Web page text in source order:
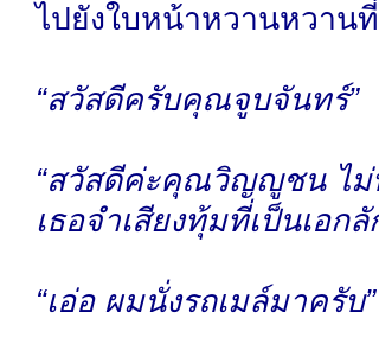
ไปยังใบหน้าหวานหวาน
“สวัสดีครับคุณจูบจันทร์”
“สวัสดีค่ะคุณวิญญูชน ไม่
เธอจำเสียงทุ้มที่เป็นเอก
“เอ่อ ผมนั่งรถเมล์มาครับ”